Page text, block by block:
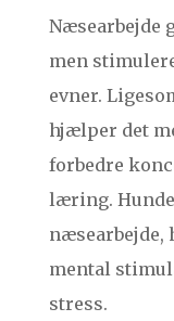
Næsearbejde
men
evner.
hjælper det
forbedre
læring.
næsearbejde,
mental
stress.